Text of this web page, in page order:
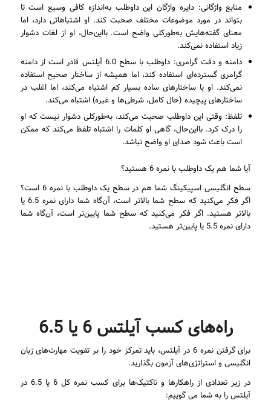
منابع واژگانی: دایره واژگان این داوطلب به‌اندازه کافی وسیع است تا
بتواند در مورد موضوعات مختلف صحبت کند. او اشتباهاتی دارد، اما
معنای گفته‌هایش به‌طورکلی واضح است. بااین‌حال، او از لغات دشوار
زیاد استفاده نمی‌کند.
دامنه و دقت گرامری: داوطلب با سطح 6.0 آیلتس قادر است از دامنه
گرامری گسترده‌ای استفاده کند، اما همیشه از ساختار صحیح استفاده
نمی‌کند. او با ساختارهای ساده بسیار کم اشتباه می‌کند، اما اغلب در
ساختارهای پیچیده (حال کامل، شرطی‌ها و غیره) اشتباه می‌کند.
تلفظ: وقتی این داوطلب صحبت می‌کند، به‌طورکلی دشوار نیست که او
را درک کرد. بااین‌حال، گاهی او کلمات را اشتباه تلفظ می‌کند که ممکن
است باعث شود صدای او واضح نباشد.
آیا شما هم یک داوطلب با نمره 6 هستید؟
سطح انگلیسی اسپیکینگ شما هم در سطح یک داوطلب با نمره 6 است؟
اگر فکر می‌کنید که سطح شما بالاتر است، آن‌گاه شما دارای نمره 6.5 یا
بالاتر هستید. اگر فکر می‌کنید که سطح شما پایین‌تر است، آن‌گاه شما
دارای نمره 5.5 یا پایین‌تر هستید.
راه‌های کسب آیلتس 6 یا 6.5
برای گرفتن نمره 6 در آیلتس، باید تمرکز خود را بر تقویت مهارت‌های زبان
انگلیسی و استراتژی‌های آزمون بگذارید.
در زیر تعدادی از راهکارها و تاکتیک‌ها برای کسب نمره کل 6 یا 6.5 در
آیلتس را به شما می گوییم: